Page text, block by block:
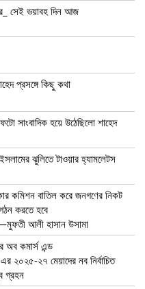
সেই ভয়াবহ দিন আজ
প্রসঙ্গে কিছু কথা
সাংবাদিক হয়ে উঠেছিলো শাহেদ
ঝুলিতে টাওয়ার হ্যামলেটস
কমিশন বাতিল করে জনগণের নিকট
করতে হবে
হাসান উসামা
অব কমার্স এন্ড
২০২৫-২৭ মেয়াদের নব নির্বাচিত
গ্রহন